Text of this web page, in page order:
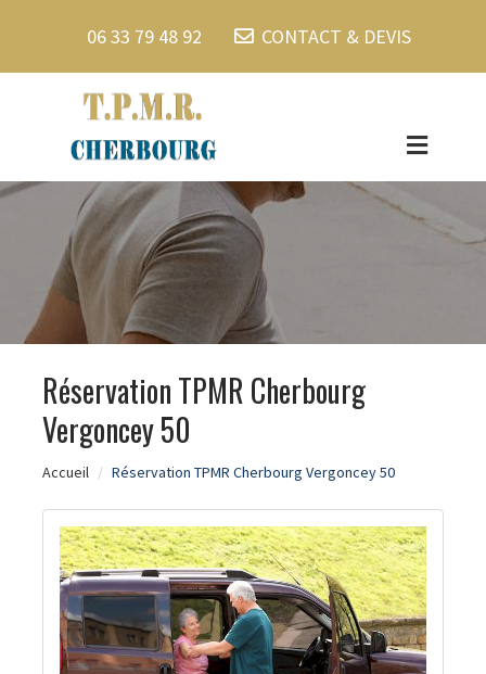
06 33 79 48 92 CONTACT & DEVIS
Réservation TPMR Cherbourg
Vergoncey 50
Accueil Réservation TPMR Cherbourg Vergoncey 50